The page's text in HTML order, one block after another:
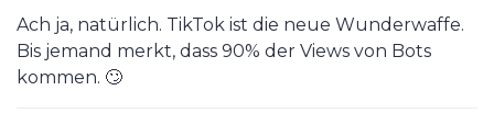
Ach ja, natürlich. TikTok ist die neue Wunderwaffe.
Bis jemand merkt, dass 90% der Views von Bots
kommen. 🙄